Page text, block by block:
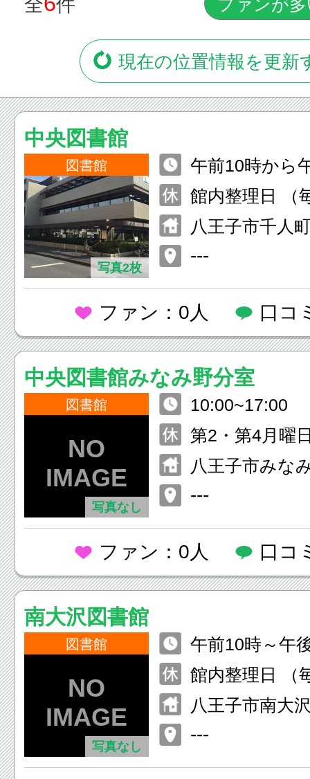
全 件
現在の位置情報を更新
中央図書館
図書館
写真2枚
午前10時から
館内整理日 （
日、休日の場
八王子市千人
---
ファン：0人 口コ
中央図書館みなみ野分室
図書館
写真なし
10:00~17:00
第2・第4月曜
は開館)
八王子市みな
---
ファン：0人 口コ
南大沢図書館
図書館
写真なし
午前10時～午
館内整理日 （
日、休日の場
八王子市南大
---